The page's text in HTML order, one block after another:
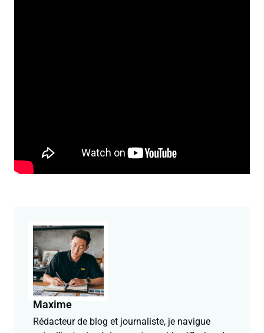
Maxime
Rédacteur de blog et journaliste, je navigue